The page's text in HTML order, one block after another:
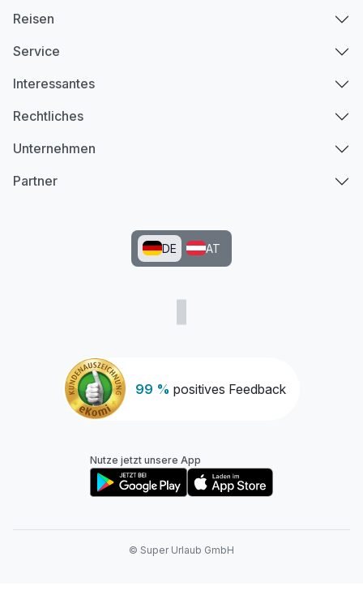
99 % positives Feedback
Reisen
Service
Interessantes
Rechtliches
Unternehmen
Partner
DE AT
Nutze jetzt unsere App
© Super Urlaub GmbH